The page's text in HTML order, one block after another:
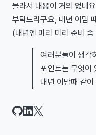
몰라서 내용이 거의 없네
부탁드리구요, 내년 이맘
(내년엔 미리 미리 준비
여러분들이 생각
포인트는 무엇이
내년 이맘때 같